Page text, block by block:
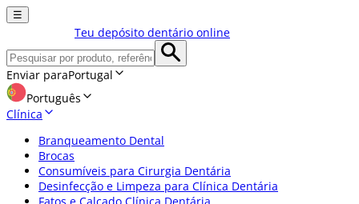
☰
Teu depósito dentário online
Enviar paraPortugal
Português
Clínica
Branqueamento Dental
Brocas
Consumíveis para Cirurgia Dentária
Desinfecção e Limpeza para Clínica Dentária
Fatos e Calçado Clínica Dentária